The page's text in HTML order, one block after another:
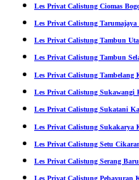
Les Privat Calistung Ciomas
Les Privat Calistung
Les Privat Calistung Tambun
Les Privat Calistung Tambun
Les Privat Calistung Tambelang
Les Privat Calistung Sukawangi
Les Privat Calistung Sukatani
Les Privat Calistung Sukakarya
Les Privat Calistung Setu
Les Privat Calistung Serang